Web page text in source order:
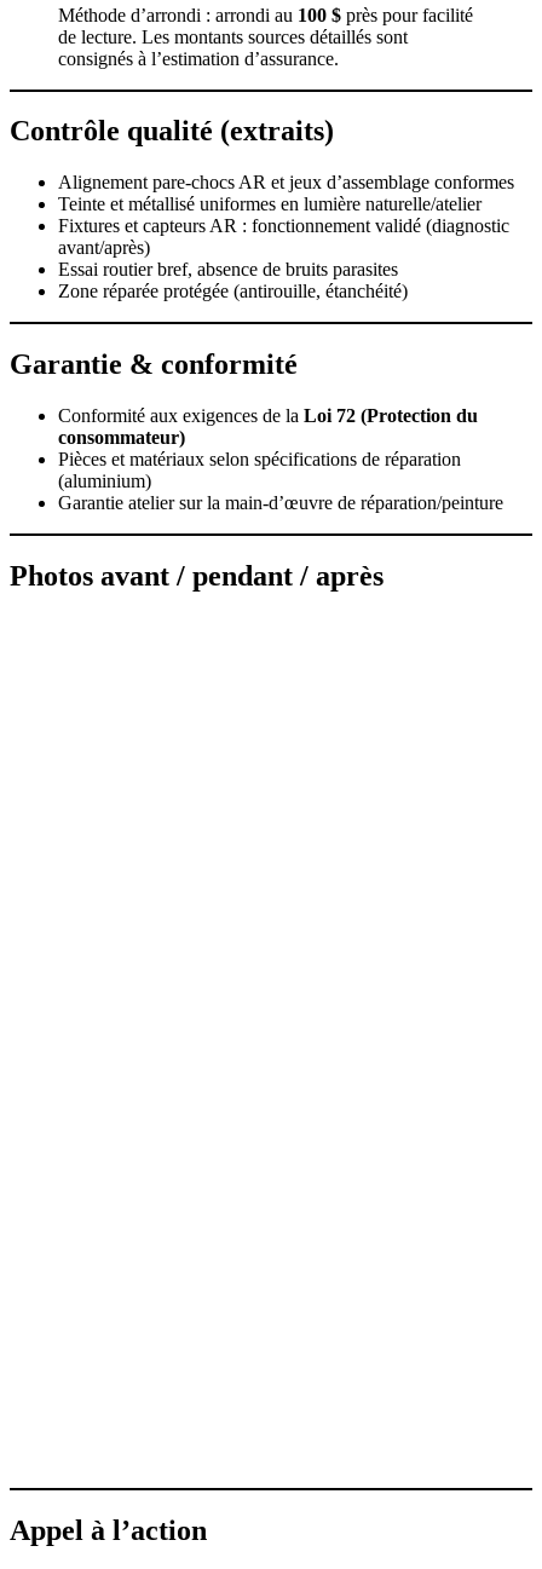
Méthode d’arrondi : arrondi au 100 $ près pour facilité
de lecture. Les montants sources détaillés sont
consignés à l’estimation d’assurance.
Contrôle qualité (extraits)
Alignement pare‑chocs AR et jeux d’assemblage conformes
Teinte et métallisé uniformes en lumière naturelle/atelier
Fixtures et capteurs AR : fonctionnement validé (diagnostic
avant/après)
Essai routier bref, absence de bruits parasites
Zone réparée protégée (antirouille, étanchéité)
Garantie & conformité
Conformité aux exigences de la Loi 72 (Protection du
consommateur)
Pièces et matériaux selon spécifications de réparation
(aluminium)
Garantie atelier sur la main‑d’œuvre de réparation/peinture
Photos avant / pendant / après
Appel à l’action